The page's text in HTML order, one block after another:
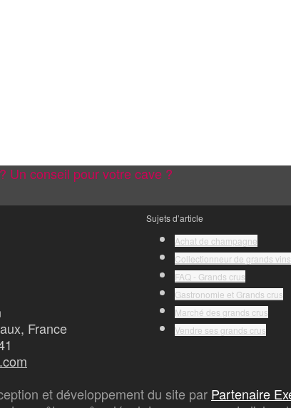
Un conseil pour votre cave ?
France
Sujets d’article
Achat de champagne
Collectionneur de grands vins
FAQ - Grands crus
Gastronomie et Grands crus
Marché des grands crus
Vendre ses grands crus
et développement du site par Partenaire